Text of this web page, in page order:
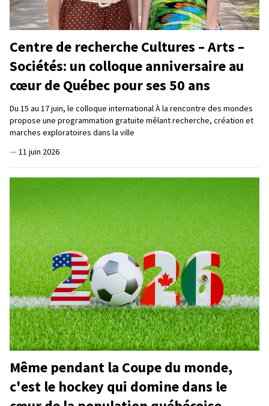
Centre de recherche Cultures – Arts –
Sociétés: un colloque anniversaire au
cœur de Québec pour ses 50 ans
Du 15 au 17 juin, le colloque international À la rencontre des mondes
propose une programmation gratuite mêlant recherche, création et
marches exploratoires dans la ville
— 11 juin 2026
Même pendant la Coupe du monde,
c'est le hockey qui domine dans le